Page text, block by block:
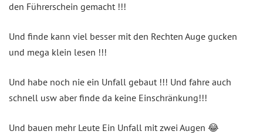
den Führerschein gemacht !!!
Und finde kann viel besser mit den Rechten Auge gucken
und mega klein lesen !!!
Und habe noch nie ein Unfall gebaut !!! Und fahre auch
schnell usw aber finde da keine Einschränkung!!!
Und bauen mehr Leute Ein Unfall mit zwei Augen 😂